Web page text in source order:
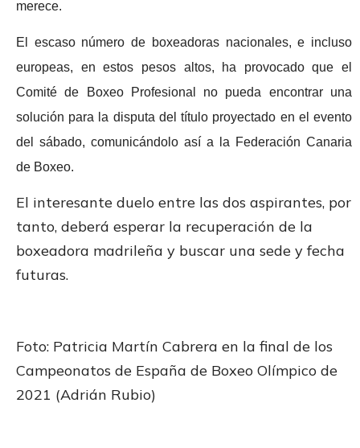
merece.
El escaso número de boxeadoras nacionales, e incluso
europeas, en estos pesos altos, ha provocado que el
Comité de Boxeo Profesional no pueda encontrar una
solución para la disputa del título proyectado en el evento
del sábado, comunicándolo así a la Federación Canaria
de Boxeo.
El interesante duelo entre las dos aspirantes, por
tanto, deberá esperar la recuperación de la
boxeadora madrileña y buscar una sede y fecha
futuras.
Foto: Patricia Martín Cabrera en la final de los
Campeonatos de España de Boxeo Olímpico de
2021 (Adrián Rubio)